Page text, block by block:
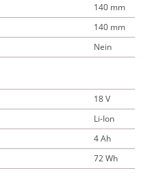
140 mm
140 mm
Nein
18 V
Li-Ion
4 Ah
72 Wh